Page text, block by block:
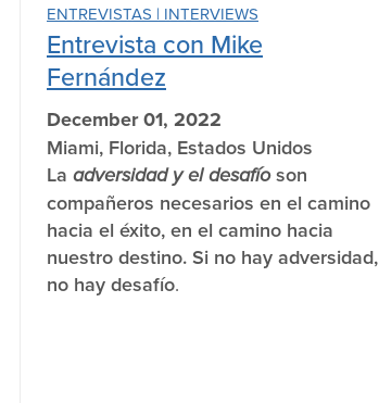
ENTREVISTAS | INTERVIEWS
Entrevista con Mike
Fernández
December 01, 2022
Miami, Florida, Estados Unidos
La adversidad y el desafíoson
compañeros necesarios en el camino
hacia el éxito, en el camino hacia
nuestro destino. Si no hay adversidad,
no hay desafío.